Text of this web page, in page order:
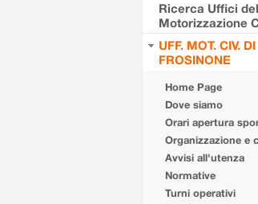
Ricerca Uffici
Motorizzazione
UFF. MOT. CIV. DI
FROSINONE
Home Page
Dove siamo
Orari apertura
Organizzazione e
Avvisi all'utenza
Normative
Turni operativi